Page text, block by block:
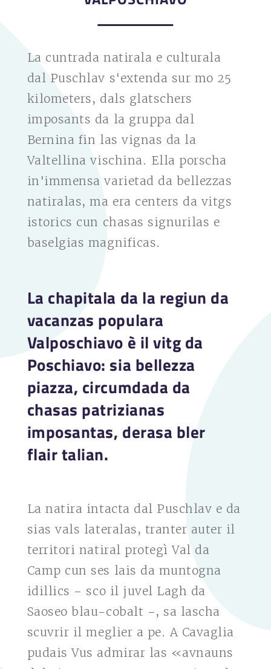
La cuntrada natirala e culturala
dal Puschlav s'extenda sur mo 25
kilometers, dals glatschers
imposants da la gruppa dal
Bernina fin las vignas da la
Valtellina vischina. Ella porscha
in'immensa varietad da bellezzas
natiralas, ma era centers da vitgs
istorics cun chasas signurilas e
baselgias magnificas.
La chapitala da la regiun da
vacanzas populara
Valposchiavo è il vitg da
Poschiavo: sia bellezza
piazza, circumdada da
chasas patrizianas
imposantas, derasa bler
flair talian.
La natira intacta dal Puschlav e da
sias vals lateralas, tranter auter il
territori natiral protegì Val da
Camp cun ses lais da muntogna
idillics – sco il juvel Lagh da
Saoseo blau-cobalt –, sa lascha
scuvrir il meglier a pe. A Cavaglia
pudais Vus admirar las «avnauns